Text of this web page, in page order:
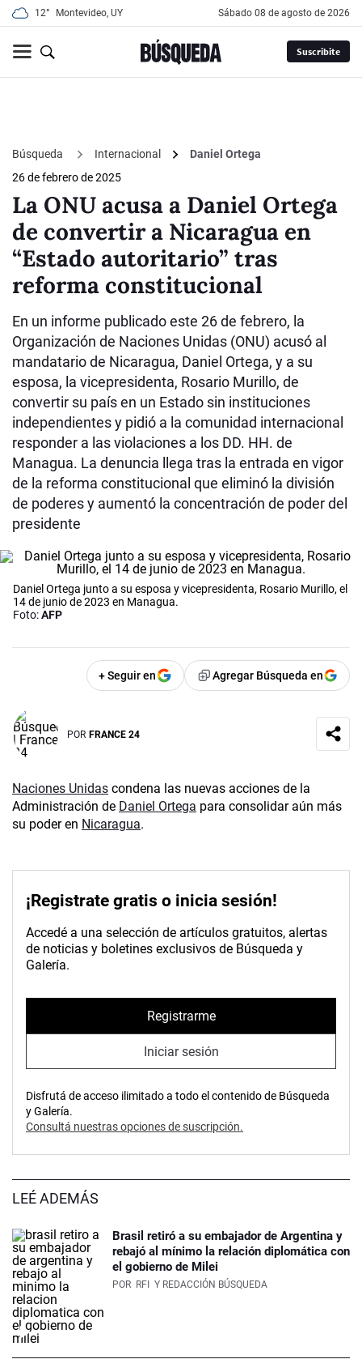
12° Montevideo, UY sábado 08 de agosto de 2026
Suscribite
Búsqueda Internacional
Daniel Ortega
26 de febrero de 2025
La ONU acusa a Daniel Ortega
de convertir a Nicaragua en
“Estado autoritario” tras
reforma constitucional
En un informe publicado este 26 de febrero, la
Organización de Naciones Unidas (ONU) acusó al
mandatario de Nicaragua, Daniel Ortega, y a su
esposa, la vicepresidenta, Rosario Murillo, de
convertir su país en un Estado sin instituciones
independientes y pidió a la comunidad internacional
responder a las violaciones a los DD. HH. de
Managua. La denuncia llega tras la entrada en vigor
de la reforma constitucional que eliminó la división
de poderes y aumentó la concentración de poder del
presidente
Daniel Ortega junto a su esposa y vicepresidenta, Rosario Murillo, el
14 de junio de 2023 en Managua.
Foto:AFP
+ Seguir en Agregar Búsqueda en
POR FRANCE 24
Naciones Unidas condena las nuevas acciones de la
Administración de Daniel Ortega para consolidar aún más
su poder en Nicaragua.
¡Registrate gratis o inicia sesión!
Accedé a una selección de artículos gratuitos, alertas
de noticias y boletines exclusivos de Búsqueda y
Galería.
Registrarme
Iniciar sesión
Disfrutá de acceso ilimitado a todo el contenido de Búsqueda
y Galería.
Consultá nuestras opciones de suscripción.
LEÉ ADEMÁS
Brasil retiró a su embajador de Argentina y
rebajó al mínimo la relación diplomática con
el gobierno de Milei
POR RFI Y REDACCIÓN BÚSQUEDA